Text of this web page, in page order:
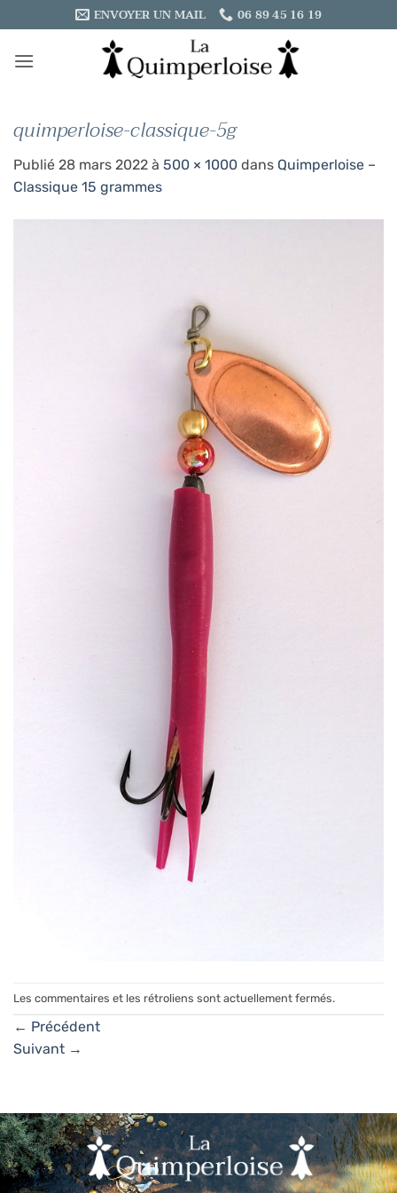
au
contenu
ENVOYER UN MAIL 06 89 45 16 19
quimperloise-classique-5g
Publié 28 mars 2022 à 500 × 1000 dans Quimperloise –
Classique 15 grammes
Les commentaires et les rétroliens sont actuellement fermés.
← Précédent
Suivant →